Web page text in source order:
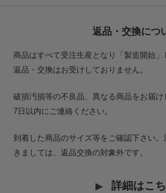
返品・交換につ
商品はすべて受注生産となり「製造開始」
返品・交換はお受けしておりません。
破損汚損等の不良品、異なる商品をお届
7日以内にご連絡ください。
到着した商品のサイズ等をご確認下さい
きましては、返品交換の対象外です。
詳細はこ